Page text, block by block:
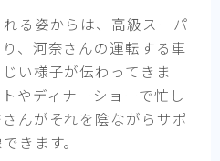
る姿からは、高級スーパ
、河奈さんの運転する車
い様子が伝わってきま
やディナーショーで忙し
んがそれを陰ながらサポ
きます。